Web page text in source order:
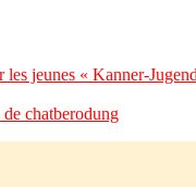
jeunes « Kanner-
chatberodung